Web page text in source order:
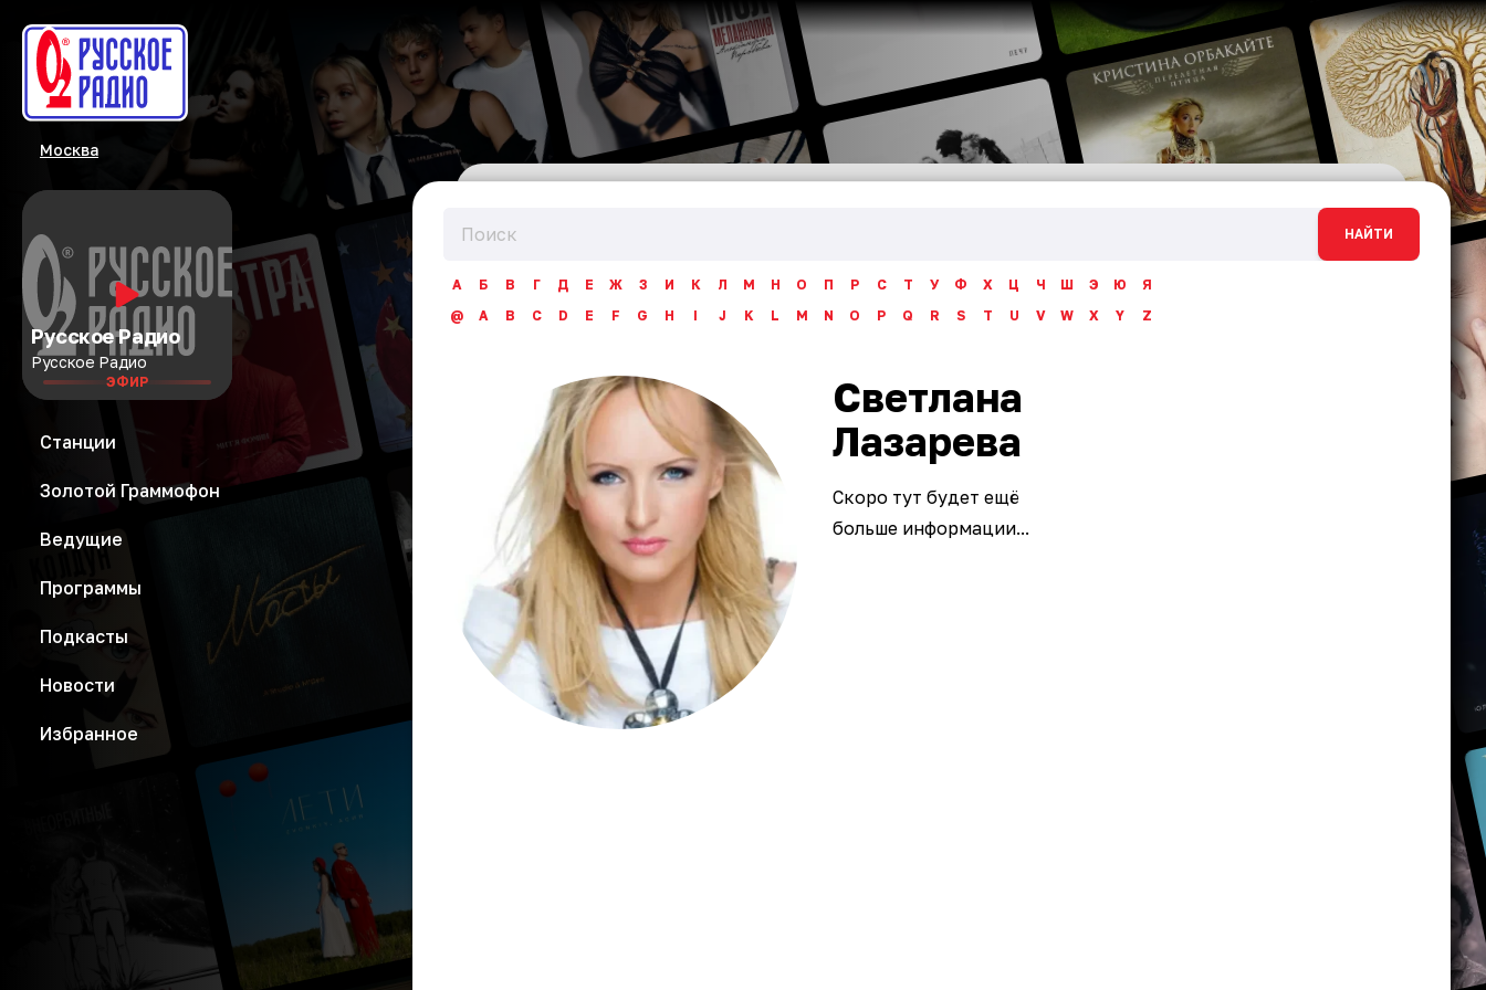
Москва
Русское Радио
Русское Радио
ЭФИР
Станции
Золотой Граммофон
Ведущие
Программы
Подкасты
Новости
Избранное
НАЙТИ
А Б В Г Д Е Ж З И К Л М Н О П Р С Т У Ф Х Ц Ч Ш Э Ю
Я
@
A B C D E F G H I J K L M N O P Q R S T U V W X Y Z
Светлана
Лазарева
Скоро тут будет ещё
больше информации...